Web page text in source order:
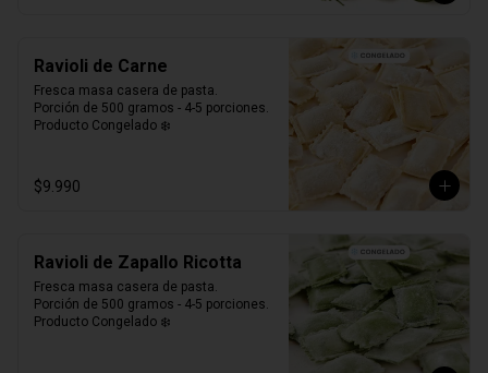
Ravioli de Carne
Fresca masa casera de pasta.
Porción de 500 gramos - 4-5 porciones.
Producto Congelado ❄️
$9.990
Ravioli de Zapallo Ricotta
Fresca masa casera de pasta.
Porción de 500 gramos - 4-5 porciones.
Producto Congelado ❄️